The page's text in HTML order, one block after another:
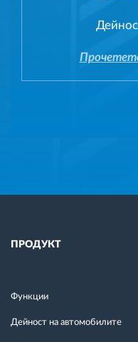
ПРОДУКТ
Функции
Дейност на автомобилите